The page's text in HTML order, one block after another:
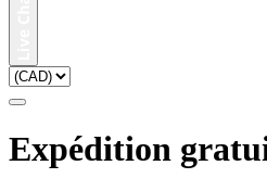
Expédition